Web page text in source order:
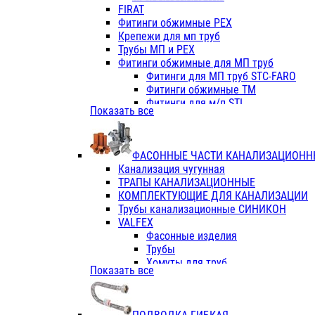
Фитинги ПП белые
Фитинги ПП белые
Фитинги ППс металл.белые
VALFEX
Трубы PE-RT
Трубы ПП водопровод белые
Трубы ПП водопровод серые
Трубы армированные
Трубы армированные
Фитинги с металл. серые
Фитинги ПП (серые)
Фитинги ПП белые
Краны
Фитинги ПП (белые)
Фитинги ПП с металлом белые
ПК КОНТУР
Краны полипропиленовые
Трубы полипропиленивые
FIRAT
Фитинги обжимные PEX
Крепежи для мп труб
Трубы МП и PEX
Фитинги обжимные для МП труб
Фитинги для МП труб STC-FARO
Фитинги обжимные ТМ
Фитинги для м/п STI
Фитинги для МП труб TITAN
TK
VALFEX
Показать все
ФАСОННЫЕ ЧАСТИ
Канализация чугунная
ТРАПЫ КАНАЛИЗАЦИОННЫЕ
КОМПЛЕКТУЮЩИЕ ДЛЯ КАНАЛИЗАЦИИ
Трубы канализационные СИНИКОН
VALFEX
Фасонные изделия
Трубы
Хомуты для труб
ПВХ (стройполимер)
Показать все